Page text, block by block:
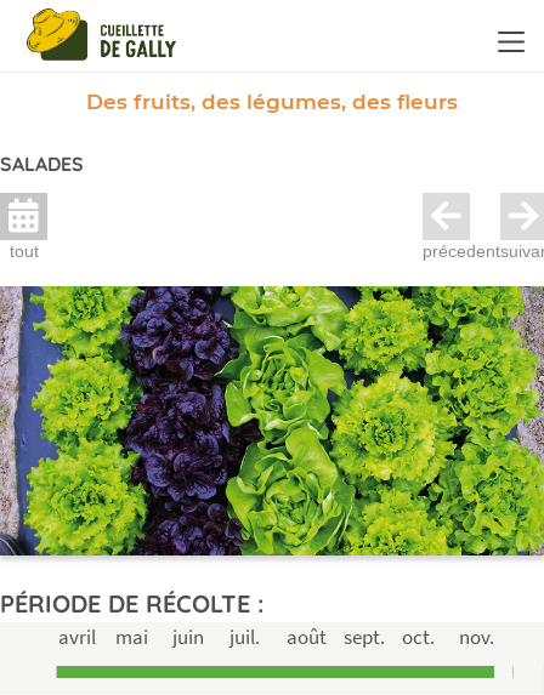
Des fruits, des légumes, des fleurs
SALADES
tout précedent
PÉRIODE DE RÉCOLTE :
avril mai juin juil. août sept. oct. nov.
Panneau de gestion des cookies